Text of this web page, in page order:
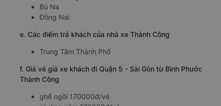
Bù Na
Đồng Nai
e. Các điểm trả khách của nhà xe Thành Công
Trung Tâm Thành Phố
f. Giá vé giá xe khách đi Quận 5 - Sài Gòn từ Bình Phước
Thành Công
ghế ngồi 170000đ/vé